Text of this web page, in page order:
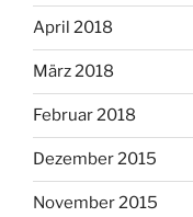
April 2018
März 2018
Februar 2018
Dezember 2015
November 2015